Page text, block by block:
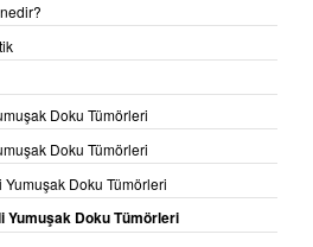
sinovit olgusunun MR
görüntüsü
Doku Tümörleri
Doku Tümörleri
Doku Tümörleri
Yumuşak Doku Tümörleri